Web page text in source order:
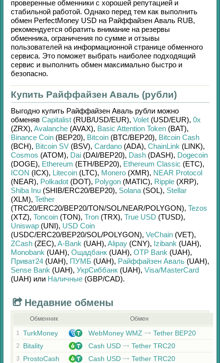
проверенные обменники с хорошей репутацией и
стабильной работой. Однако перед тем как выполнить
обмен PerfectMoney USD на Райффайзен Аваль RUB,
рекомендуется обратить внимание на резервы
обменника, ограничения по сумме и отзывы
пользователей на информационной странице обменного
сервиса. Это поможет выбрать наиболее подходящий
сервис и выполнить обмен максимально быстро и
безопасно.
Купить Райффайзен Аваль (рубли)
Выгодно купить Райффайзен Аваль рубли можно
обменяв Capitalist (RUB/USD/EUR), Volet (USD/EUR), 0x
(ZRX), Avalanche (AVAX), Basic Attention Token (BAT),
Binance Coin (BEP20), Bitcoin (BTC/BEP20), Bitcoin Cash
(BCH), Bitcoin SV (BSV), Cardano (ADA), ChainLink (LINK),
Cosmos (ATOM), Dai (DAI/BEP20), Dash (DASH), Dogecoin
(DOGE), Ethereum (ETH/BEP20), Ethereum Classic (ETC),
ICON (ICX), Litecoin (LTC), Monero (XMR), NEAR Protocol
(NEAR), Polkadot (DOT), Polygon (MATIC), Ripple (XRP),
Shiba Inu (SHIB/ERC20/BEP20), Solana (SOL), Stellar
(XLM), Tether
(TRC20/ERC20/BEP20/TON/SOL/NEAR/POLYGON), Tezos
(XTZ), Toncoin (TON), Tron (TRX), True USD (TUSD),
Uniswap (UNI), USD Coin
(USDC/ERC20/BEP20/SOL/POLYGON), VeChain (VET),
ZCash (ZEC), A-Bank (UAH), Alipay (CNY), Izibank (UAH),
Monobank (UAH), Ощадбанк (UAH), OTP Bank (UAH),
Приват24 (UAH), ПУМБ (UAH), Райффайзен Аваль (UAH),
Sense Bank (UAH), УкрСиббанк (UAH), Visa/MasterCard
(UAH) или Наличные (GBP/CAD).
Недавние обмены
Обменник Обмен
1 TurkMoney WebMoney WMZ Tether BEP20
2 Bitality Cash USD Tether TRC20
3 ProstoCash Cash USD Tether TRC20